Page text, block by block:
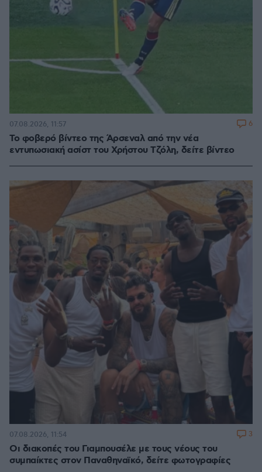
Το φοβερό βίντεο της Άρσεναλ από την νέα
εντυπωσιακή ασίστ του Χρήστου Τζόλη, δείτε βίντεο
07.08.2026, 11:57 6
Οι διακοπές του Γιαμπουσέλε με τους νέους του
συμπαίκτες στον Παναθηναϊκό, δείτε φωτογραφίες
07.08.2026, 11:54 3